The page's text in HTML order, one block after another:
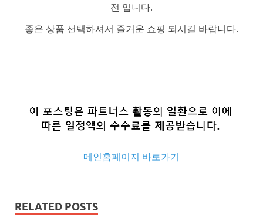
전 입니다.
좋은 상품 선택하셔서 즐거운 쇼핑 되시길 바랍니다.
메인홈페이지 바로가기
사
RELATED POSTS